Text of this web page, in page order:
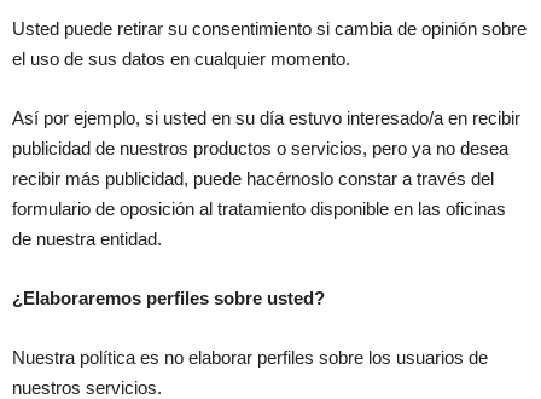
Usted puede retirar su consentimiento si cambia de opinión sobre
el uso de sus datos en cualquier momento.
Así por ejemplo, si usted en su día estuvo interesado/a en recibir
publicidad de nuestros productos o servicios, pero ya no desea
recibir más publicidad, puede hacérnoslo constar a través del
formulario de oposición al tratamiento disponible en las oficinas
de nuestra entidad.
¿Elaboraremos perfiles sobre usted?
Nuestra política es no elaborar perfiles sobre los usuarios de
nuestros servicios.